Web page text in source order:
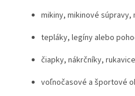
mikiny, mikinové súpravy,
tepláky, legíny alebo
čiapky, nákrčníky,
voľnočasové a športové